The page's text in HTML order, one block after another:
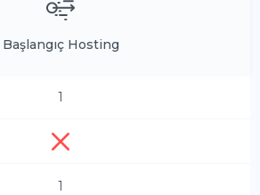
Başlangıç Hosting
1
1